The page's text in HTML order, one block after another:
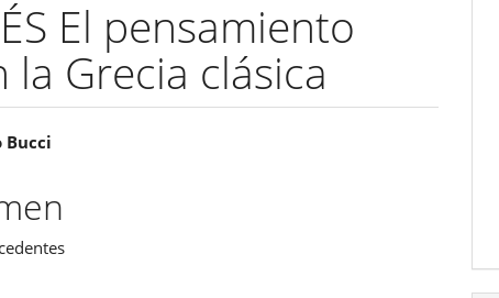
El pensamiento
Grecia clásica
Bucci